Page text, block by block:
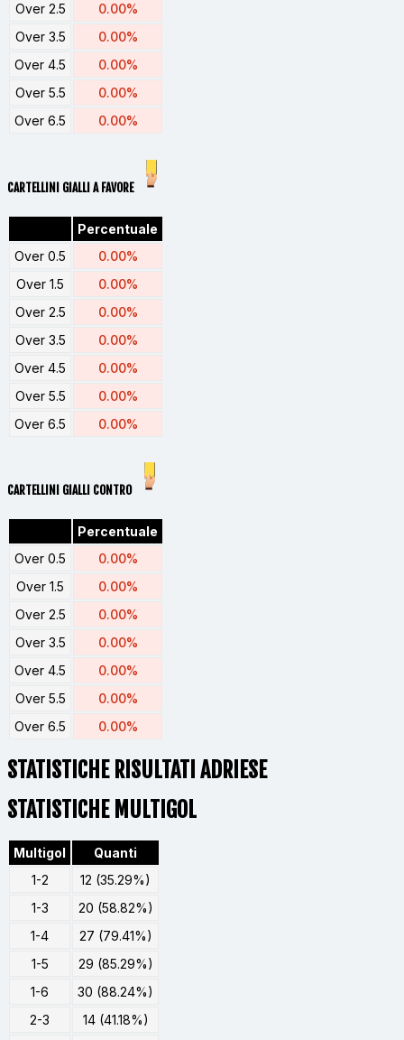
Over 2.5
0.00%
Over 3.5
0.00%
Over 4.5
0.00%
Over 5.5
0.00%
Over 6.5
0.00%
CARTELLINI GIALLI A FAVORE
Percentuale
Over 0.5
0.00%
Over 1.5
0.00%
Over 2.5
0.00%
Over 3.5
0.00%
Over 4.5
0.00%
Over 5.5
0.00%
Over 6.5
0.00%
CARTELLINI GIALLI CONTRO
Percentuale
Over 0.5
0.00%
Over 1.5
0.00%
Over 2.5
0.00%
Over 3.5
0.00%
Over 4.5
0.00%
Over 5.5
0.00%
Over 6.5
0.00%
STATISTICHE RISULTATI ADRIESE
STATISTICHE MULTIGOL
Multigol
Quanti
1-2
12 (35.29%)
1-3
20 (58.82%)
1-4
27 (79.41%)
1-5
29 (85.29%)
1-6
30 (88.24%)
2-3
14 (41.18%)